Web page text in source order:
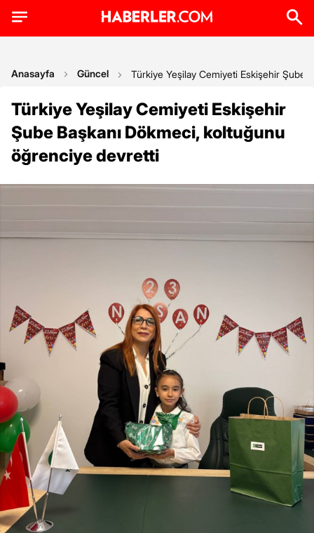
Anasayfa Güncel Türkiye Yeşilay Cemiyeti Eskişehir Şube
Türkiye Yeşilay Cemiyeti Eskişehir
Şube Başkanı Dökmeci, koltuğunu
öğrenciye devretti